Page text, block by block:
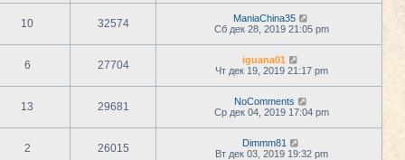
10 32574
ManiaChina35
Сб дек 28, 2019 21:05 pm
6 27704
iguana01
Чт дек 19, 2019 21:17 pm
13 29681
NoComments
Ср дек 04, 2019 17:04 pm
2 26015
Dimmm81
Вт дек 03, 2019 19:32 pm